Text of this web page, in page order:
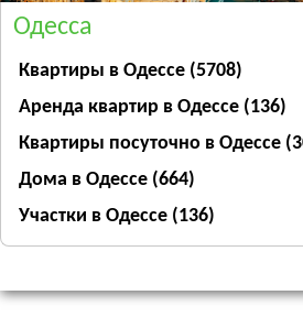
Одесса
Квартиры в Одессе (5708)
Аренда квартир в Одессе (136)
Квартиры посуточно в Одессе
Дома в Одессе (664)
Участки в Одессе (136)